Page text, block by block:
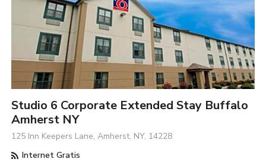
Studio 6 Corporate Extended Stay Buffalo
Amherst NY
125 Inn Keepers Lane, Amherst, NY, 14228
Internet Gratis